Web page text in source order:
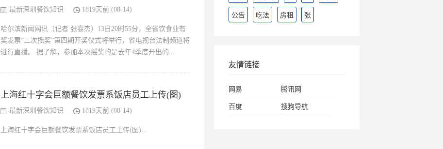
最新深圳餐饮知识 1819天前 (08-14)
哈尔滨新闻网讯（记者 张春杰）13日20时55分，全省饮食业有
奖发票“二次摇奖”第四期开奖仪式将举行，省电视台法制频道将
进行直播。 据了解，参加本次摇奖的是去年4季度开出的...
上海红十字会巨额餐饮发票系饭店员工上传(图)
最新深圳餐饮知识 1819天前 (08-14)
上海红十字会巨额餐饮发票系饭店员工上传(图)...
公告 吃法 房租 张
友情链接
网易 腾讯网
百度 搜狗导航